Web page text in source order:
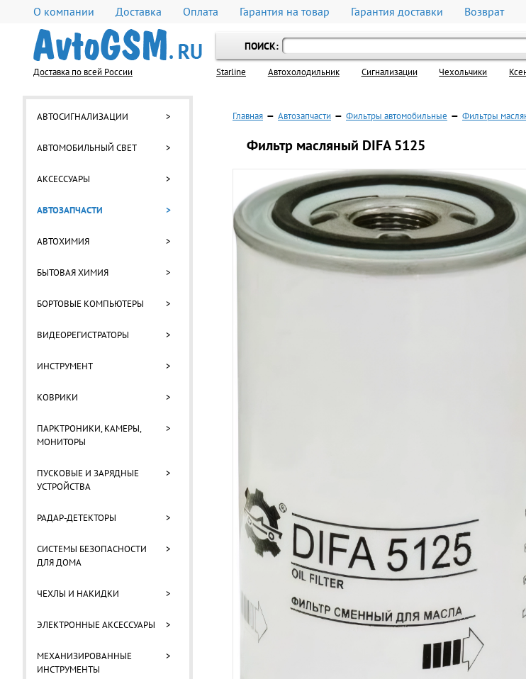
О компании Доставка Оплата Гарантия на товар Гарантия доставки Возврат
Доставка по всей России
ПОИСК:
Starline Автохолодильник Cигнализации Чехольчики
АВТОСИГНАЛИЗАЦИИ >
АВТОМОБИЛЬНЫЙ СВЕТ >
АКСЕССУАРЫ >
АВТОЗАПЧАСТИ >
АВТОХИМИЯ >
БЫТОВАЯ ХИМИЯ >
БОРТОВЫЕ КОМПЬЮТЕРЫ >
ВИДЕОРЕГИСТРАТОРЫ >
ИНСТРУМЕНТ >
КОВРИКИ >
ПАРКТРОНИКИ, КАМЕРЫ,
МОНИТОРЫ
>
ПУСКОВЫЕ И ЗАРЯДНЫЕ
УСТРОЙСТВА
>
РАДАР-ДЕТЕКТОРЫ >
СИСТЕМЫ БЕЗОПАСНОСТИ
ДЛЯ ДОМА
>
ЧЕХЛЫ И НАКИДКИ >
ЭЛЕКТРОННЫЕ АКСЕССУАРЫ >
МЕХАНИЗИРОВАННЫЕ
ИНСТРУМЕНТЫ
>
Главная — Автозапчасти — Фильтры автомобильные — Фильтры
Фильтр масляный DIFA 5125